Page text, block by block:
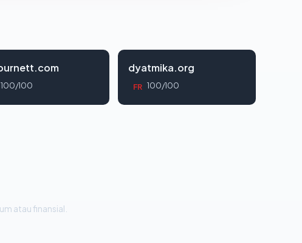
100/100
dyatmika.org
FR 100/100
atau finansial.